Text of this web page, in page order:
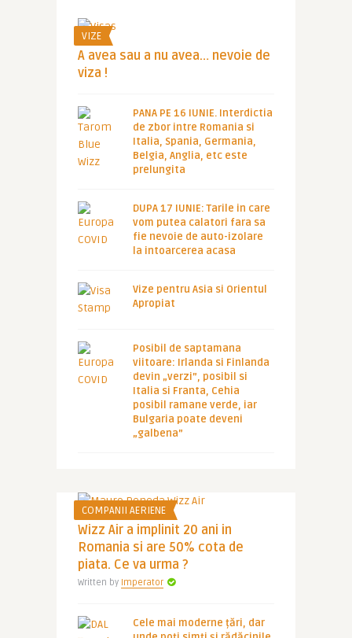
VIZE
A avea sau a nu avea… nevoie de
viza !
PANA PE 16 IUNIE. Interdictia
de zbor intre Romania si
Italia, Spania, Germania,
Belgia, Anglia, etc este
prelungita
DUPA 17 IUNIE: Tarile in care
vom putea calatori fara sa
fie nevoie de auto-izolare
la intoarcerea acasa
Vize pentru Asia si Orientul
Apropiat
Posibil de saptamana
viitoare: Irlanda si Finlanda
devin „verzi”, posibil si
Italia si Franta, Cehia
posibil ramane verde, iar
Bulgaria poate deveni
„galbena”
COMPANII AERIENE
Wizz Air a implinit 20 ani in
Romania si are 50% cota de
piata. Ce va urma ?
Written by Imperator
Cele mai moderne țări, dar